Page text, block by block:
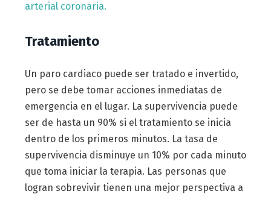
arterial coronaria.
Tratamiento
Un paro cardiaco puede ser tratado e invertido,
pero se debe tomar acciones inmediatas de
emergencia en el lugar. La supervivencia puede
ser de hasta un 90% si el tratamiento se inicia
dentro de los primeros minutos. La tasa de
supervivencia disminuye un 10% por cada minuto
que toma iniciar la terapia. Las personas que
logran sobrevivir tienen una mejor perspectiva a